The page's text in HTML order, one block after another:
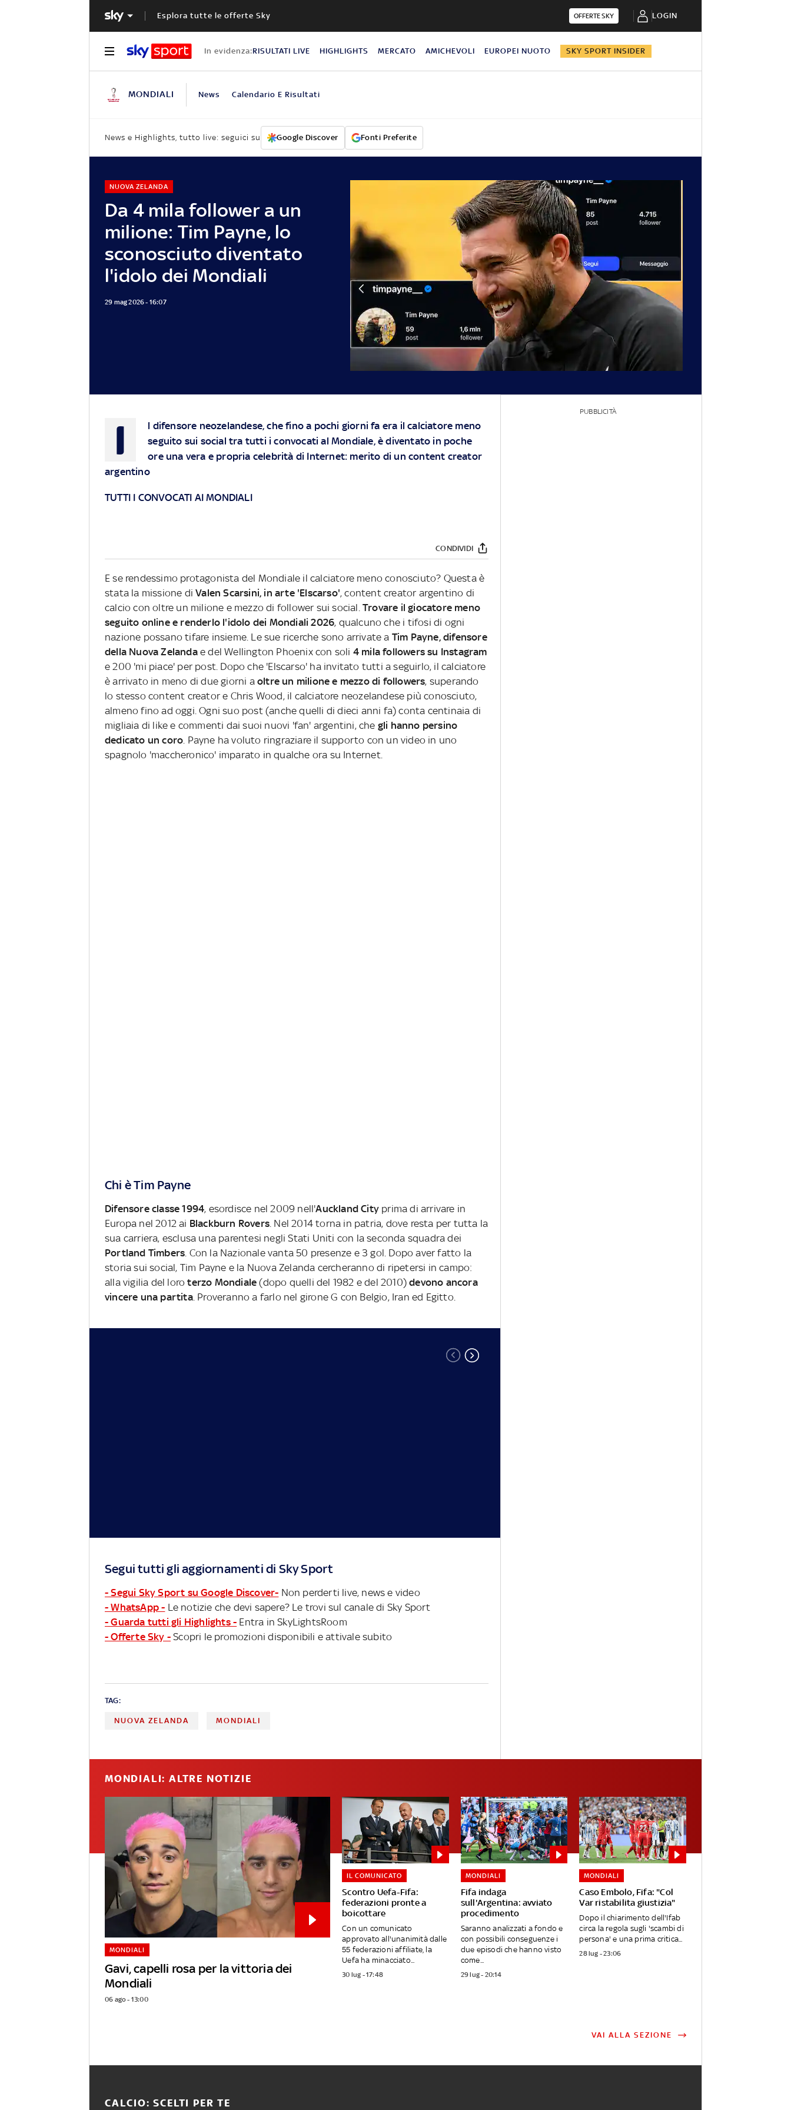
Esplora tutte le offerte Sky OFFERTE SKY LOGIN
In evidenza:RISULTATI LIVE HIGHLIGHTS MERCATO AMICHEVOLI EUROPEI NUOTO SKY SPORT INSIDER
MONDIALI News Calendario E Risultati
News e Highlights, tutto live: seguici su Google Discover Fonti Preferite
Da 4 mila follower a un
milione: Tim Payne, lo
sconosciuto diventato
l'idolo dei Mondiali
NUOVA ZELANDA
29 mag 2026 - 16:07
I
l difensore neozelandese, che fino a pochi giorni fa era il calciatore meno
seguito sui social tra tutti i convocati al Mondiale, è diventato in poche
ore una vera e propria celebrità di Internet: merito di un content creator
argentino
TUTTI I CONVOCATI AI MONDIALI
CONDIVIDI
E se rendessimo protagonista del Mondiale il calciatore meno conosciuto? Questa è
stata la missione diValen Scarsini, in arte 'Elscarso', content creator argentino di
calcio con oltre un milione e mezzo di follower sui social. Trovare il giocatore meno
seguito online e renderlo l'idolo dei Mondiali 2026, qualcuno che i tifosi di ogni
nazione possano tifare insieme. Le sue ricerche sono arrivate a Tim Payne, difensore
della Nuova Zelandae del Wellington Phoenix con soli 4 mila followers su Instagram
e 200 'mi piace' per post. Dopo che 'Elscarso' ha invitato tutti a seguirlo, il calciatore
è arrivato in meno di due giorni a oltre un milione e mezzo di followers, superando
lo stesso content creator e Chris Wood, il calciatore neozelandese più conosciuto,
almeno fino ad oggi. Ogni suo post (anche quelli di dieci anni fa) conta centinaia di
migliaia di like e commenti dai suoi nuovi 'fan' argentini, che gli hanno persino
dedicato un coro. Payne ha voluto ringraziare il supporto con un video in uno
spagnolo 'maccheronico' imparato in qualche ora su Internet.
Chi è Tim Payne
Difensore classe 1994, esordisce nel 2009 nell'Auckland City prima di arrivare in
Europa nel 2012 ai Blackburn Rovers . Nel 2014 torna in patria, dove resta per tutta la
sua carriera, esclusa una parentesi negli Stati Uniti con la seconda squadra dei
Portland Timbers . Con la Nazionale vanta 50 presenze e 3 gol. Dopo aver fatto la
storia sui social, Tim Payne e la Nuova Zelanda cercheranno di ripetersi in campo:
alla vigilia del loroterzo Mondiale (dopo quelli del 1982 e del 2010)devono ancora
vincere una partita. Proveranno a farlo nel girone G con Belgio, Iran ed Egitto.
Segui tutti gli aggiornamenti di Sky Sport
- Segui Sky Sport su Google Discover- Non perderti live, news e video
- WhatsApp - Le notizie che devi sapere? Le trovi sul canale di Sky Sport
- Guarda tutti gli Highlights - Entra in SkyLightsRoom
- Offerte Sky - Scopri le promozioni disponibili e attivale subito
TAG:
NUOVA ZELANDA MONDIALI
PUBBLICITÀ
MONDIALI: ALTRE NOTIZIE
Gavi, capelli rosa per la vittoria dei
Mondiali
MONDIALI
06 ago - 13:00
Scontro Uefa-Fifa:
federazioni pronte a
boicottare
IL COMUNICATO
Con un comunicato
approvato all'unanimità dalle
55 federazioni affiliate, la
Uefa ha minacciato...
30 lug - 17:48
Fifa indaga
sull'Argentina: avviato
procedimento
MONDIALI
Saranno analizzati a fondo e
con possibili conseguenze i
due episodi che hanno visto
come...
29 lug - 20:14
Caso Embolo, Fifa: "Col
Var ristabilita giustizia"
MONDIALI
Dopo il chiarimento dell'Ifab
circa la regola sugli 'scambi di
persona' e una prima critica...
28 lug - 23:06
VAI ALLA SEZIONE
CALCIO: SCELTI PER TE